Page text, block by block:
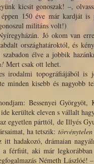
kicsit gonoszak! –,
150 éve már kardját is
militáns volt!)
Jó okom van
országhatároktól, és
élve a jobbik
Mert csak ott lehet.
irodalmi topográfiájából is
minden kisebb és nagyobb
Bessenyei Györgyöt,
kerültek eleven s vállalt
egyetlen párttól, de Illyés
ha tetszik:
itt hadakozó, drámaian
a férfiút, aki már
Németh Lászlóé!